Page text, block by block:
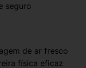
seguro
de ar fresco
física eficaz